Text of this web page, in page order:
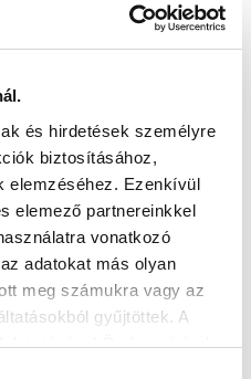
és hirdetések személyre
biztosításához,
elemzéséhez. Ezenkívül
elemező partnereinkkel
vonatkozó
adatokat más olyan
meg számukra vagy az
gyűjtöttek. A
Ön hozzájárul a